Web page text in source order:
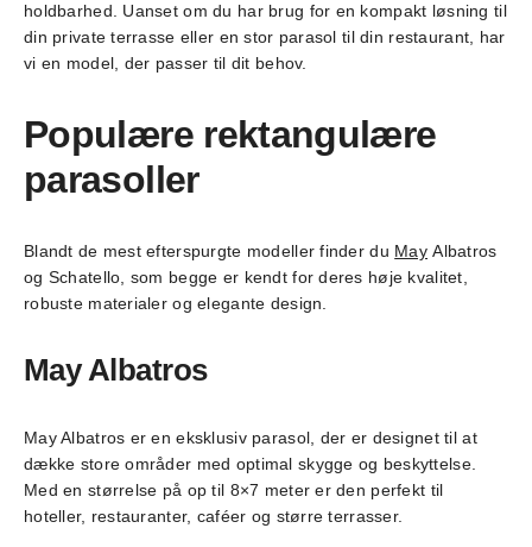
holdbarhed. Uanset om du har brug for en kompakt løsning til
din private terrasse eller en stor parasol til din restaurant, har
vi en model, der passer til dit behov.
Populære rektangulære
parasoller
Blandt de mest efterspurgte modeller finder du May Albatros
og Schatello, som begge er kendt for deres høje kvalitet,
robuste materialer og elegante design.
May Albatros
May Albatros er en eksklusiv parasol, der er designet til at
dække store områder med optimal skygge og beskyttelse.
Med en størrelse på op til 8×7 meter er den perfekt til
hoteller, restauranter, caféer og større terrasser.